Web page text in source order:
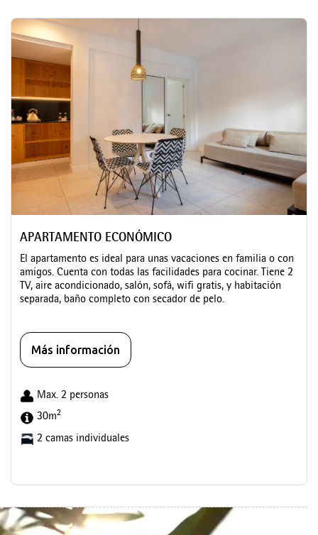
APARTAMENTO ECONÓMICO
El apartamento es ideal para unas vacaciones en familia o con
amigos. Cuenta con todas las facilidades para cocinar. Tiene 2
TV, aire acondicionado, salón, sofá, wifi gratis, y habitación
separada, baño completo con secador de pelo.
Más información
Max. 2 personas
30m2
2 camas individuales